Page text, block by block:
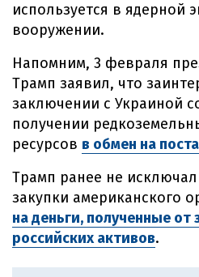
используется в ядерной
вооружении.
Напомним, 3 февраля
Трамп заявил, что
заключении с Украиной
получении
ресурсов в обмен на
Трамп ранее не
закупки американского
на деньги, полученные
российских активов.